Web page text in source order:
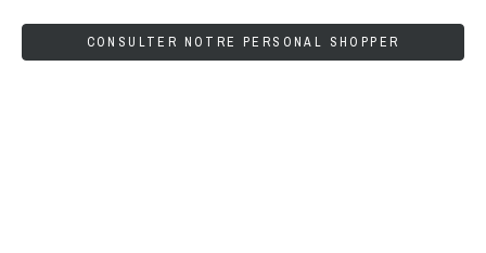
CONSULTER NOTRE PERSONAL SHOPPER